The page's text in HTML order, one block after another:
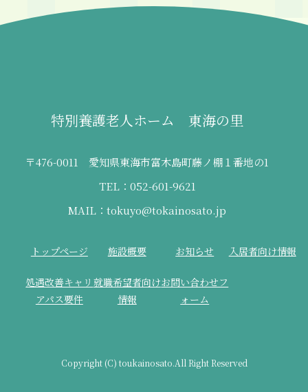
特別養護老人ホーム 東海の里
〒476-0011 愛知県東海市富木島町藤ノ棚１番地の1
TEL：052-601-9621
MAIL：tokuyo@tokainosato.jp
トップページ 施設概要 お知らせ 入居者向け情報
処遇改善キャリ
アパス要件
就職希望者向け
情報
お問い合わせフ
ォーム
Copyright (C) toukainosato.All Right Reserved